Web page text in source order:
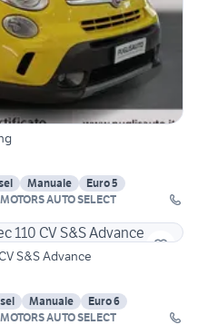
Manuale
Euro 5
PUGLISAUTO - PUGLISI MOTORS AUTO SELECT
S&S Advance
Manuale
Euro 6
PUGLISAUTO - PUGLISI MOTORS AUTO SELECT